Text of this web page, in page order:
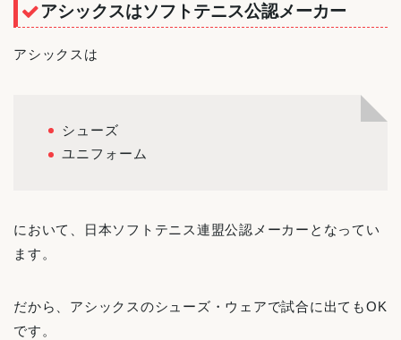
アシックスはソフトテニス公認メーカー
アシックスは
シューズ
ユニフォーム
において、日本ソフトテニス連盟公認メーカーとなってい
ます。
だから、アシックスのシューズ・ウェアで試合に出てもOK
です。